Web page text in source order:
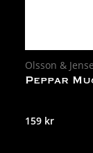
Olsson &
Peppar
159 kr